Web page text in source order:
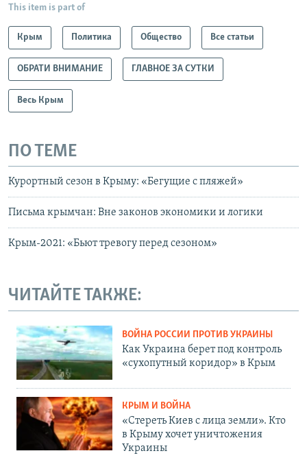
This item is part of
Крым Политика Общество Все статьи
ОБРАТИ ВНИМАНИЕ ГЛАВНОЕ ЗА СУТКИ
Весь Крым
ПО ТЕМЕ
Курортный сезон в Крыму: «Бегущие с пляжей»
Письма крымчан: Вне законов экономики и логики
Крым-2021: «Бьют тревогу перед сезоном»
ЧИТАЙТЕ ТАКЖЕ:
ВОЙНА РОССИИ ПРОТИВ УКРАИНЫ
Как Украина берет под контроль
«сухопутный коридор» в Крым
КРЫМ И ВОЙНА
«Стереть Киев с лица земли». Кто
в Крыму хочет уничтожения
Украины